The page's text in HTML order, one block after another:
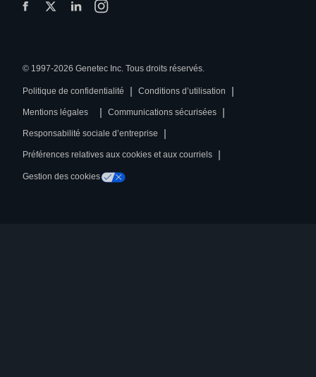
© 1997-2026 Genetec Inc. Tous droits réservés.
Politique de confidentialité | Conditions d’utilisation |
Mentions légales | Communications sécurisées |
Responsabilité sociale d’entreprise |
Préférences relatives aux cookies et aux courriels |
Gestion des cookies